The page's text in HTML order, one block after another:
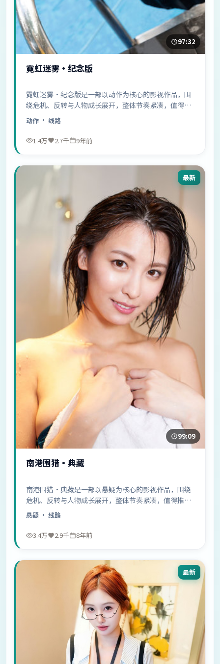
97:32
霓虹迷雾·纪念版
霓虹迷雾·纪念版是一部以动作为核心的影视作品，围
绕危机、反转与人物成长展开，整体节奏紧凑，值得推
荐观看。
动作 · 线路
1.4万 2.7千 9年前
最新
99:09
南港围猎·典藏
南港围猎·典藏是一部以悬疑为核心的影视作品，围绕
危机、反转与人物成长展开，整体节奏紧凑，值得推荐
观看。
悬疑 · 线路
3.4万 2.9千 8年前
最新